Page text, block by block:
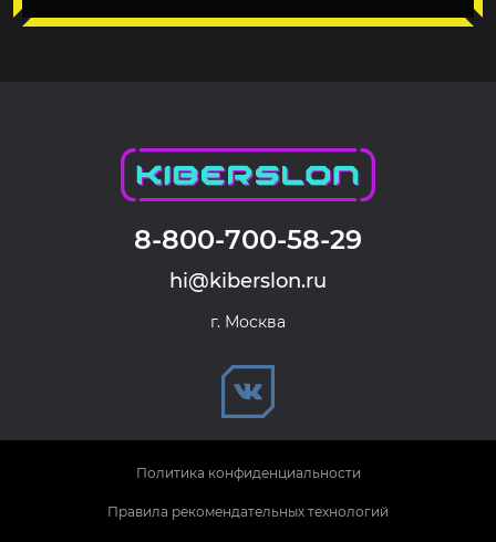
8-800-700-58-29
hi@kiberslon.ru
г. Москва
Политика конфиденциальности
Правила рекомендательных технологий